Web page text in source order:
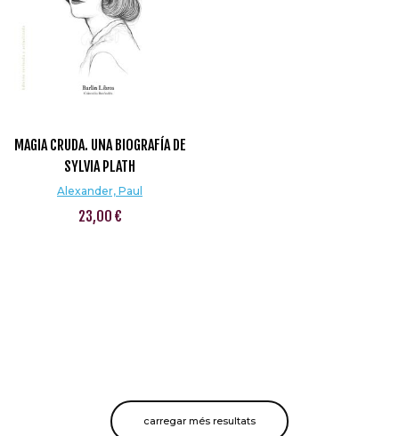
MAGIA CRUDA. UNA BIOGRAFÍA DE
SYLVIA PLATH
Alexander, Paul
23,00 €
carregar més resultats